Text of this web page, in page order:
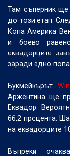
Там съперник ще
до този етап.
Копа Америка
и боево
еквадорците
заради едно
Букмейкърът
Аржентина ще
Еквадор.
66,2 процента.
на еквадорците
Въпреки